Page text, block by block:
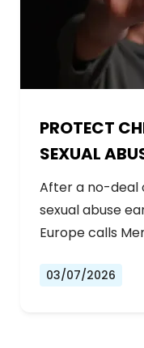
PROTECT
SEXUAL
URGENT
After a no-deal
sexual abuse
Europe calls
03/07/2026